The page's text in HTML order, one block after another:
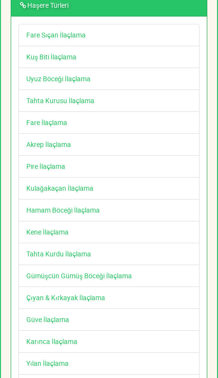
Haşere Türleri
Fare Sıçan İlaçlama
Kuş Biti İlaçlama
Uyuz Böceği İlaçlama
Tahta Kurusu İlaçlama
Fare İlaçlama
Akrep İlaçlama
Pire İlaçlama
Kulağakaçan İlaçlama
Hamam Böceği İlaçlama
Kene İlaçlama
Tahta Kurdu İlaçlama
Gümüşcün Gümüş Böceği İlaçlama
Çıyan & Kırkayak İlaçlama
Güve İlaçlama
Karınca İlaçlama
Yılan İlaçlama